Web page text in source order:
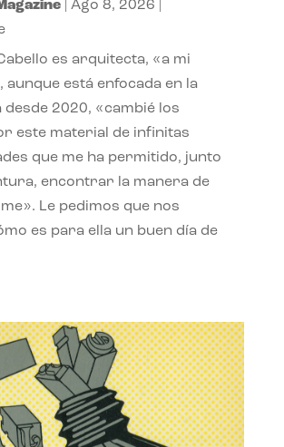
| Ago 8, 2026
es arquitecta, «a mi
aunque está enfocada en la
desde 2020, «cambié los
este material de infinitas
que me ha permitido, junto
encontrar la manera de
Le pedimos que nos
es para ella un buen día de